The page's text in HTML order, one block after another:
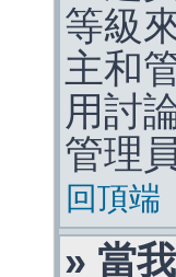
等級
主和
用討
管理
回頂端
» 當